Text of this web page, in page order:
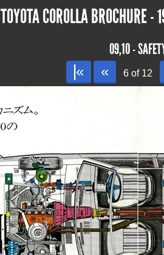
TOYOTA COROLLA
09,10 -
|«
« 6 of 12